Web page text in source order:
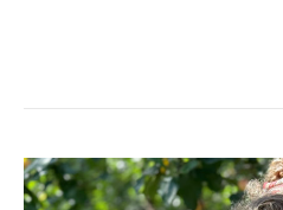
VÄLKOMMEN
TILL
ÄPPELLUNDEN!